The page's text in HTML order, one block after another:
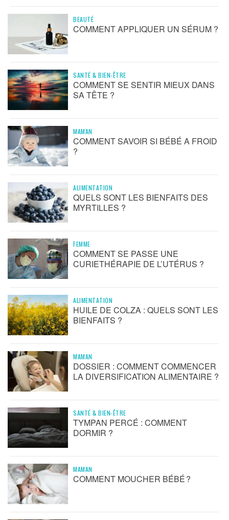
BEAUTÉ
COMMENT APPLIQUER UN SÉRUM ?
SANTÉ & BIEN-ÊTRE
COMMENT SE SENTIR MIEUX DANS
SA TÊTE ?
MAMAN
COMMENT SAVOIR SI BÉBÉ A FROID
?
ALIMENTATION
QUELS SONT LES BIENFAITS DES
MYRTILLES ?
FEMME
COMMENT SE PASSE UNE
CURIETHÉRAPIE DE L’UTÉRUS ?
ALIMENTATION
HUILE DE COLZA : QUELS SONT LES
BIENFAITS ?
MAMAN
DOSSIER : COMMENT COMMENCER
LA DIVERSIFICATION ALIMENTAIRE ?
SANTÉ & BIEN-ÊTRE
TYMPAN PERCÉ : COMMENT
DORMIR ?
MAMAN
COMMENT MOUCHER BÉBÉ ?